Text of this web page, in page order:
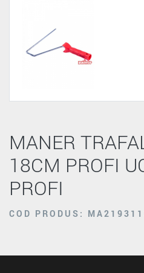
MANER
18CM PROFI
PROFI
COD PRODUS: